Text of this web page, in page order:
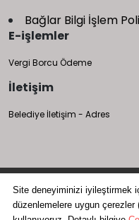
Bağlar Bilgi İşlem
E-işlemler
Vergi Borcu Ödeme
İletişim
Belediye İletişim - Adres
Bağlar Belediyesi Bilgi İşlem
Site deneyiminizi iyileştirmek
düzenlemelere uygun çerezler